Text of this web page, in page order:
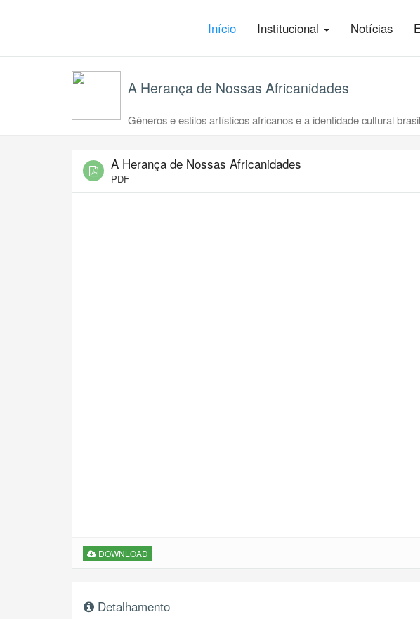
Início Institucional Notícias
A Herança de Nossas Africanidades
Gêneros e estilos artísticos africanos e a identidade cultural
A Herança de Nossas Africanidades
PDF
DOWNLOAD
Detalhamento